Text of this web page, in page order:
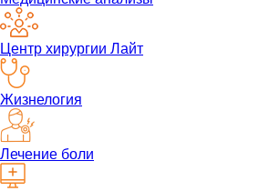
Центр хирургии Лайт
Жизнелогия
Лечение боли